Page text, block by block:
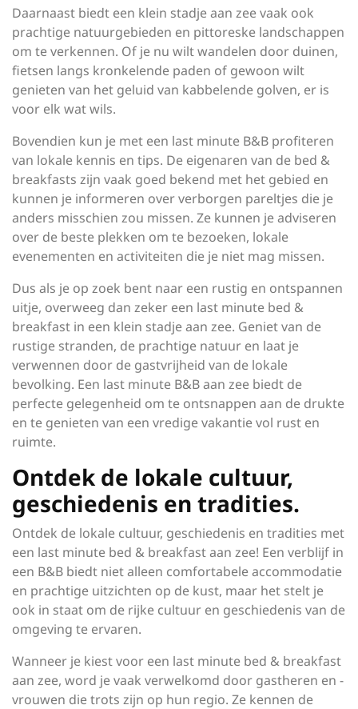
Daarnaast biedt een klein stadje aan zee vaak ook
prachtige natuurgebieden en pittoreske landschappen
om te verkennen. Of je nu wilt wandelen door duinen,
fietsen langs kronkelende paden of gewoon wilt
genieten van het geluid van kabbelende golven, er is
voor elk wat wils.
Bovendien kun je met een last minute B&B profiteren
van lokale kennis en tips. De eigenaren van de bed &
breakfasts zijn vaak goed bekend met het gebied en
kunnen je informeren over verborgen pareltjes die je
anders misschien zou missen. Ze kunnen je adviseren
over de beste plekken om te bezoeken, lokale
evenementen en activiteiten die je niet mag missen.
Dus als je op zoek bent naar een rustig en ontspannen
uitje, overweeg dan zeker een last minute bed &
breakfast in een klein stadje aan zee. Geniet van de
rustige stranden, de prachtige natuur en laat je
verwennen door de gastvrijheid van de lokale
bevolking. Een last minute B&B aan zee biedt de
perfecte gelegenheid om te ontsnappen aan de drukte
en te genieten van een vredige vakantie vol rust en
ruimte.
Ontdek de lokale cultuur,
geschiedenis en tradities.
Ontdek de lokale cultuur, geschiedenis en tradities met
een last minute bed & breakfast aan zee! Een verblijf in
een B&B biedt niet alleen comfortabele accommodatie
en prachtige uitzichten op de kust, maar het stelt je
ook in staat om de rijke cultuur en geschiedenis van de
omgeving te ervaren.
Wanneer je kiest voor een last minute bed & breakfast
aan zee, word je vaak verwelkomd door gastheren en -
vrouwen die trots zijn op hun regio. Ze kennen de